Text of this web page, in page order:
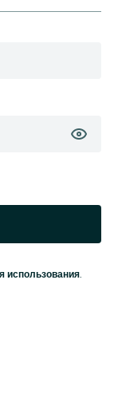
использования.